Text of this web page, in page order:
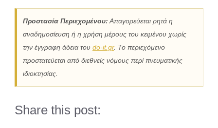
Προστασία Περιεχομένου: Απαγορεύεται ρητά η
αναδημοσίευση ή η χρήση μέρους του κειμένου χωρίς
την έγγραφη άδεια του do-it.gr. Το περιεχόμενο
προστατεύεται από διεθνείς νόμους περί πνευματικής
ιδιοκτησίας.
Share this post: